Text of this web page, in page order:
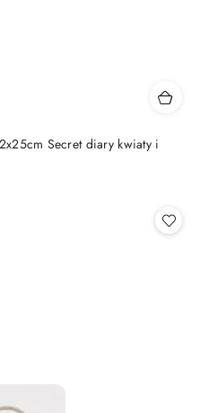
Secret diary kwiaty i